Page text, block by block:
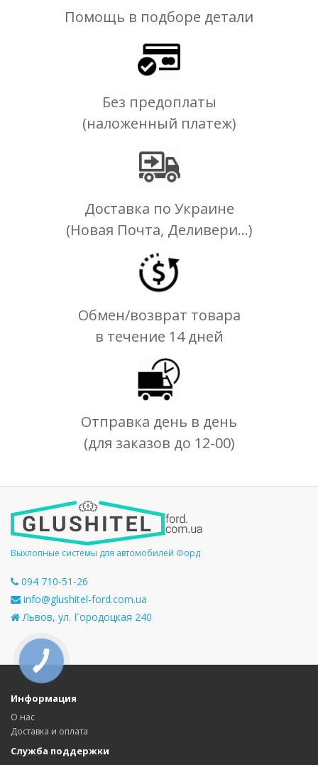
Помощь в подборе детали
Без предоплаты
(наложенный платеж)
Доставка по Украине
(Новая Почта, Деливери...)
Обмен/возврат товара
в течение 14 дней
Отправка день в день
(для заказов до 12-00)
Выхлопные системы для автомобилей Форд
094 710-51-26
info@glushitel-ford.com.ua
Львов, ул. Городоцкая 240
Информация
О нас
Доставка и оплата
Служба поддержки
КНОПКА
СВЯЗИ